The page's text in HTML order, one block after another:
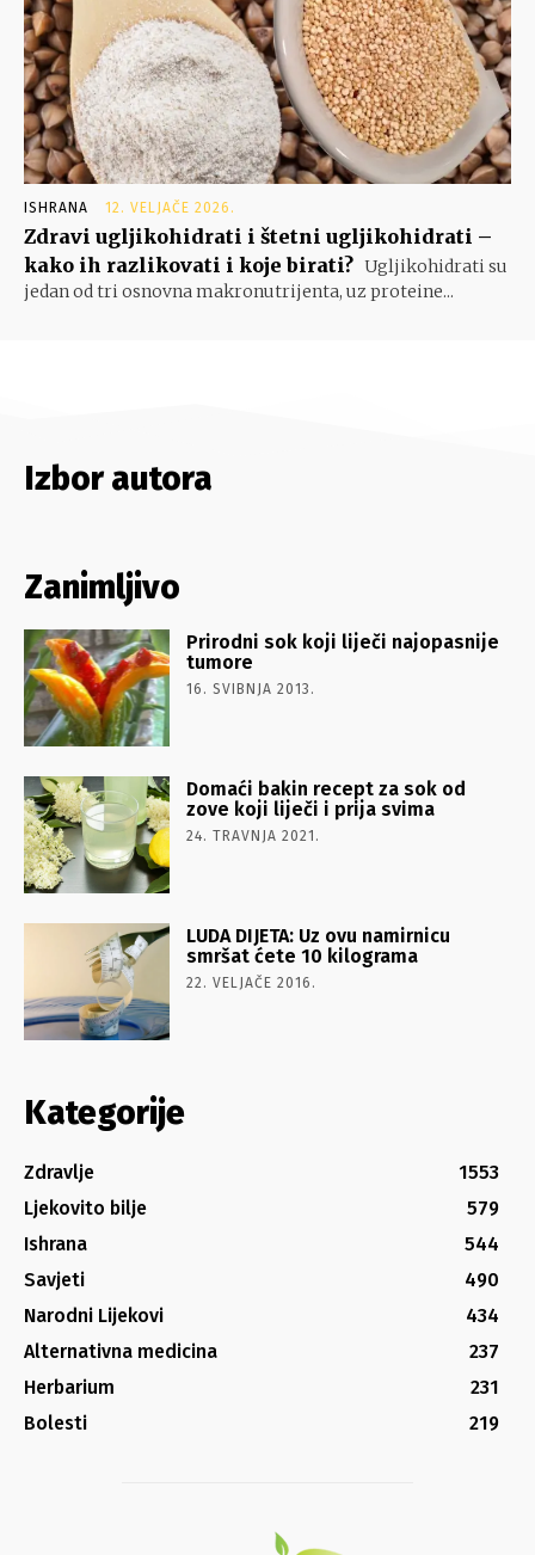
ISHRANA 12. VELJAČE 2026.
Zdravi ugljikohidrati i štetni ugljikohidrati –
kako ih razlikovati i koje birati? Ugljikohidrati su
jedan od tri osnovna makronutrijenta, uz proteine...
Izbor autora
Zanimljivo
Prirodni sok koji liječi najopasnije
tumore
16. SVIBNJA 2013.
Domaći bakin recept za sok od
zove koji liječi i prija svima
24. TRAVNJA 2021.
LUDA DIJETA: Uz ovu namirnicu
smršat ćete 10 kilograma
22. VELJAČE 2016.
Kategorije
Zdravlje
1553
Ljekovito bilje
579
Ishrana
544
Savjeti
490
Narodni Lijekovi
434
Alternativna medicina
237
Herbarium
231
Bolesti
219